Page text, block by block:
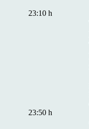
23:10 h
23:50 h